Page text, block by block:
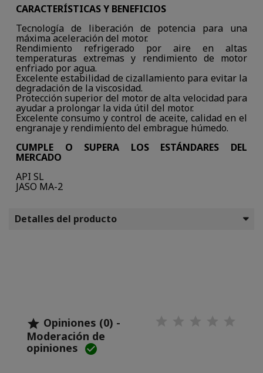
CARACTERÍSTICAS Y BENEFICIOS
Tecnología de liberación de potencia para una
máxima aceleración del motor.
Rendimiento refrigerado por aire en altas
temperaturas extremas y rendimiento de motor
enfriado por agua.
Excelente estabilidad de cizallamiento para evitar la
degradación de la viscosidad.
Protección superior del motor de alta velocidad para
ayudar a prolongar la vida útil del motor.
Excelente consumo y control de aceite, calidad en el
engranaje y rendimiento del embrague húmedo.
CUMPLE O SUPERA LOS ESTÁNDARES DEL
MERCADO
API SL
JASO MA-2
Detalles del producto
 Opiniones (0) -
Moderación de
opiniones 